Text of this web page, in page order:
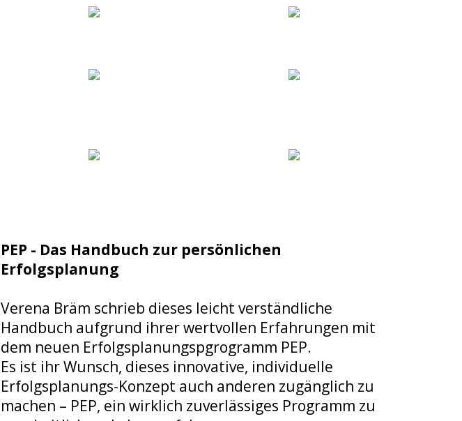
PEP - Das Handbuch zur persönlichen
Erfolgsplanung
Verena Bräm schrieb dieses leicht verständliche
Handbuch aufgrund ihrer wertvollen Erfahrungen mit
dem neuen Erfolgsplanungspgrogramm PEP.
Es ist ihr Wunsch, dieses innovative, individuelle
Erfolgsplanungs-Konzept auch anderen zugänglich zu
machen – PEP, ein wirklich zuverlässiges Programm zu